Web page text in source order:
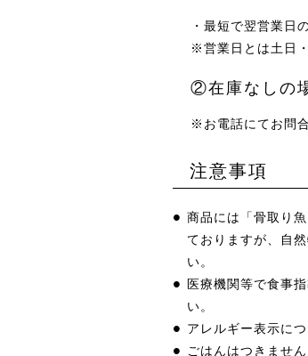
・最短で翌営業日
※営業日とは土日
②在庫なしの
※お電話にてお問
注意事項
商品には「骨取り
ておりますが、自
い。
医療機関等で食事
い。
アレルギー表示に
ごはんはつきません